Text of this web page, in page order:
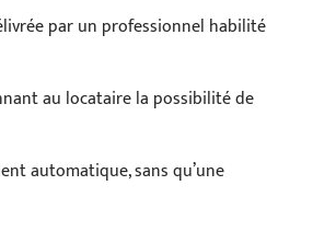
par un professionnel habilité
au locataire la possibilité de
automatique, sans qu’une